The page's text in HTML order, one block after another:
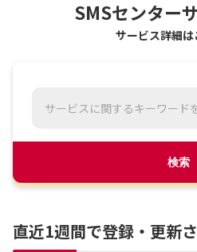
サービス名から探す
お知らせ
SMSセンター
サービス詳細は
検索
直近1週間で登録・更新